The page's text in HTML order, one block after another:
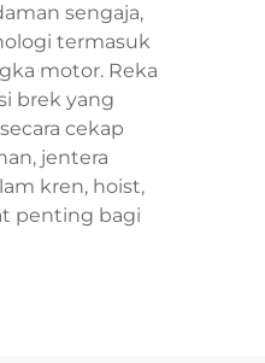
sengaja,
termasuk
motor. Reka
brek yang
cekap
jentera
kren, hoist,
penting bagi